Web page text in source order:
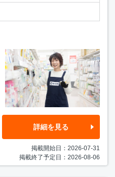
詳細を見る
掲載開始日：2026-07-31
掲載終了予定日：2026-08-06